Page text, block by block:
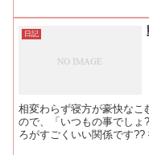
日記
相変わらず寝方が豪快なこ
ので、「いつもの事でしょ
ろがすごくいい関係です